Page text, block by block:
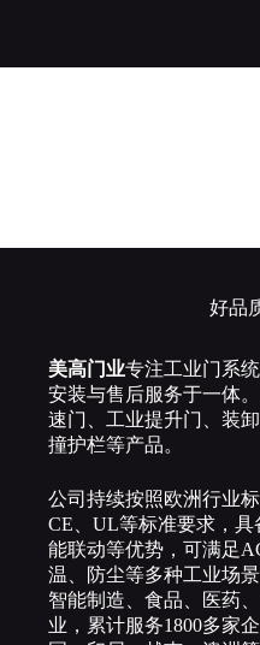
好品
美高门业专注工业门系
安装与售后服务于一体
速门、工业提升门、装
撞护栏等产品。
公司持续按照欧洲行业
CE、UL等标准要求，
能联动等优势，可满足
温、防尘等多种工业场
智能制造、食品、医药
业，累计服务1800多家